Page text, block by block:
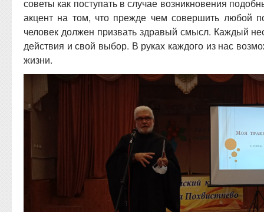
советы как поступать в случае возникновения
акцент на том, что прежде чем совершить любой
человек должен призвать здравый смысл. Каждый
действия и свой выбор. В руках каждого из нас
жизни.